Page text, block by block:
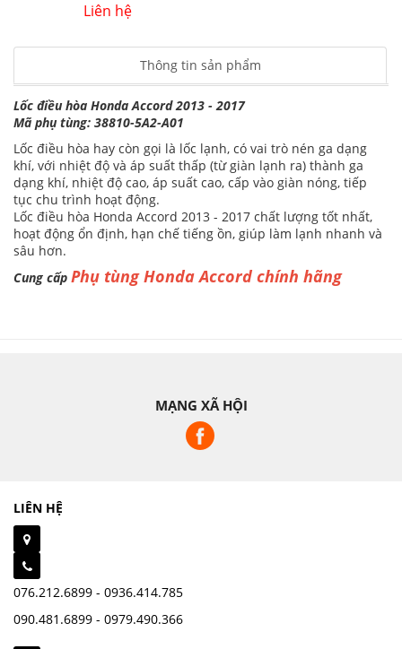
Liên hệ
Thông tin sản phẩm
Lốc điều hòa Honda Accord 2013 - 2017
Mã phụ tùng: 38810-5A2-A01
Lốc điều hòa hay còn gọi là lốc lạnh, có vai trò nén ga dạng
khí, với nhiệt độ và áp suất thấp (từ giàn lạnh ra) thành ga
dạng khí, nhiệt độ cao, áp suất cao, cấp vào giàn nóng, tiếp
tục chu trình hoạt động.
Lốc điều hòa Honda Accord 2013 - 2017 chất lượng tốt nhất,
hoạt động ổn định, hạn chế tiếng ồn, giúp làm lạnh nhanh và
sâu hơn.
Cung cấp Phụ tùng Honda Accord chính hãng
MẠNG XÃ HỘI
LIÊN HỆ
076.212.6899 - 0936.414.785
090.481.6899 - 0979.490.366